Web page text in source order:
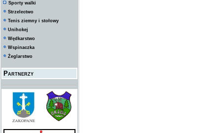
Sporty walki
Strzelectwo
Tenis ziemny i stołowy
Unihokej
Wędkarstwo
Wspinaczka
Żeglarstwo
Partnerzy